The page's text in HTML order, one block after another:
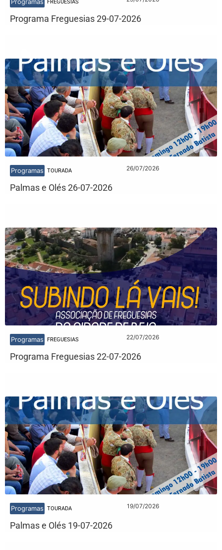
FREGUESIAS
Programa Freguesias 29-07-2026
Programas TOURADA 26/07/2026
Palmas e Olés 26-07-2026
Programas FREGUESIAS 22/07/2026
Programa Freguesias 22-07-2026
Programas TOURADA 19/07/2026
Palmas e Olés 19-07-2026